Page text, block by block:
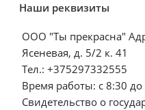
Наши реквизиты
ООО "Ты прекрасна"
Ясеневая, д. 5/2 к. 41
Тел.: +375297332555
Время работы: с 8:30 до
Свидетельство о